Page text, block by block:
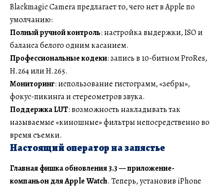
Blackmagic Camera предлагает то, чего нет в Apple по
умолчанию:
Полный ручной контроль: настройка выдержки, ISO и
баланса белого одним касанием.
Профессиональные кодеки: запись в 10-битном ProRes,
H.264 или H.265.
Мониторинг: использование гистограмм, «зебры»,
фокус-пикинга и стереометров звука.
Поддержка LUT: возможность накладывать так
называемые «киношные» фильтры непосредственно во
время съемки.
Настоящий оператор на запястье
Главная фишка обновления 3.3 — приложение-
компаньон для Apple Watch. Теперь, установив iPhone